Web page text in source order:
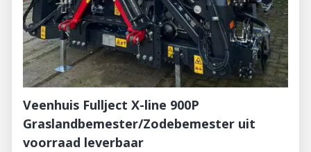
Veenhuis Fullject X-line 900P
Graslandbemester/Zodebemester uit
voorraad leverbaar